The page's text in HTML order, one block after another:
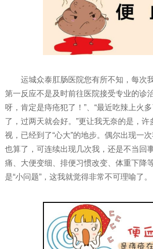
运城众泰肛肠医院您有所不知，每次
第一反应不是及时前往医院接受专业的诊
呀，肯定是痔疮犯了！”、“最近吃辣上火
了，过两天就会好。”更让我无奈的是，许
视，已经到了“心大”的地步。偶尔出现一
也算了，可连续出现几次我，还是不当回
痛、大便变细、排便习惯改变、体重下降
是“小问题”，这我就觉得非常不可理喻了。